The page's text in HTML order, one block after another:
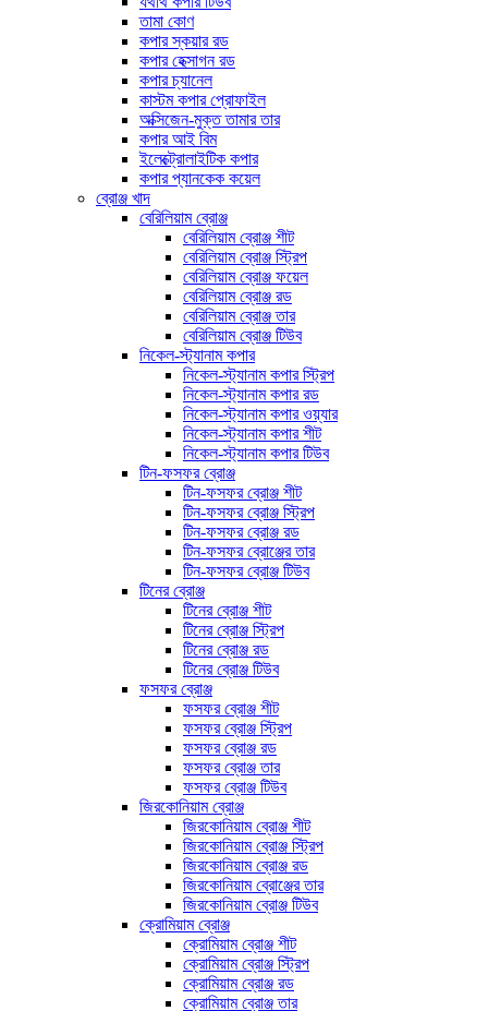
তামা কোণ
কপার স্কয়ার রড
কপার হেক্সাগন রড
কপার চ্যানেল
কাস্টম কপার প্রোফাইল
অক্সিজেন-মুক্ত তামার তার
কপার আই বিম
ইলেক্ট্রোলাইটিক কপার
কপার প্যানকেক কয়েল
ব্রোঞ্জ খাদ
বেরিলিয়াম ব্রোঞ্জ
বেরিলিয়াম ব্রোঞ্জ শীট
বেরিলিয়াম ব্রোঞ্জ স্ট্রিপ
বেরিলিয়াম ব্রোঞ্জ ফয়েল
বেরিলিয়াম ব্রোঞ্জ রড
বেরিলিয়াম ব্রোঞ্জ তার
বেরিলিয়াম ব্রোঞ্জ টিউব
নিকেল-স্ট্যানাম কপার
নিকেল-স্ট্যানাম কপার স্ট্রিপ
নিকেল-স্ট্যানাম কপার রড
নিকেল-স্ট্যানাম কপার ওয়্যার
নিকেল-স্ট্যানাম কপার শীট
নিকেল-স্ট্যানাম কপার টিউব
টিন-ফসফর ব্রোঞ্জ
টিন-ফসফর ব্রোঞ্জ শীট
টিন-ফসফর ব্রোঞ্জ স্ট্রিপ
টিন-ফসফর ব্রোঞ্জ রড
টিন-ফসফর ব্রোঞ্জের তার
টিন-ফসফর ব্রোঞ্জ টিউব
টিনের ব্রোঞ্জ
টিনের ব্রোঞ্জ শীট
টিনের ব্রোঞ্জ স্ট্রিপ
টিনের ব্রোঞ্জ রড
টিনের ব্রোঞ্জ টিউব
ফসফর ব্রোঞ্জ
ফসফর ব্রোঞ্জ শীট
ফসফর ব্রোঞ্জ স্ট্রিপ
ফসফর ব্রোঞ্জ রড
ফসফর ব্রোঞ্জ তার
ফসফর ব্রোঞ্জ টিউব
জিরকোনিয়াম ব্রোঞ্জ
জিরকোনিয়াম ব্রোঞ্জ শীট
জিরকোনিয়াম ব্রোঞ্জ স্ট্রিপ
জিরকোনিয়াম ব্রোঞ্জ রড
জিরকোনিয়াম ব্রোঞ্জের তার
জিরকোনিয়াম ব্রোঞ্জ টিউব
ক্রোমিয়াম ব্রোঞ্জ
ক্রোমিয়াম ব্রোঞ্জ শীট
ক্রোমিয়াম ব্রোঞ্জ স্ট্রিপ
ক্রোমিয়াম ব্রোঞ্জ রড
ক্রোমিয়াম ব্রোঞ্জ তার